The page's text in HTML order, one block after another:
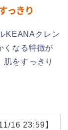
KEANAクレン
くなる特徴が
をすっきり
16 23:59】